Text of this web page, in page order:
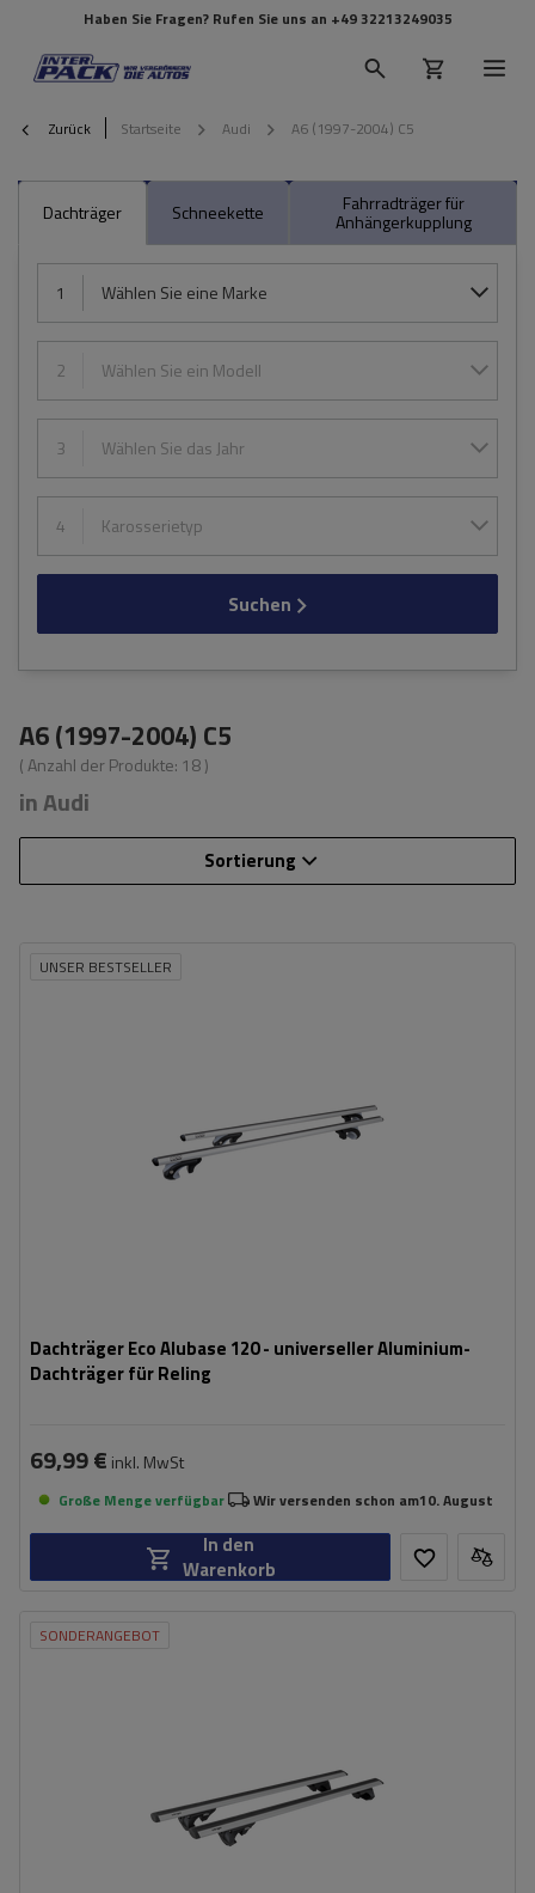
Haben Sie Fragen? Rufen Sie uns an +49 32213249035
Zurück Startseite Audi A6 (1997-2004) C5
Dachträger Schneekette Fahrradträger für
Anhängerkupplung
1 Wählen Sie eine Marke
2 Wählen Sie ein Modell
3 Wählen Sie das Jahr
4 Karosserietyp
Suchen
A6 (1997-2004) C5
( Anzahl der Produkte: 18)
in Audi
Sortierung
UNSER BESTSELLER
Dachträger Eco Alubase 120 - universeller Aluminium-
Dachträger für Reling
69,99 € inkl. MwSt
Große Menge verfügbar Wir versenden schon am10. August
In den
Warenkorb
SONDERANGEBOT